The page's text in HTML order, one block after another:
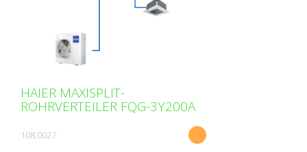
HAIER MAXISPLIT-
ROHRVERTEILER FQG-3Y200A
108.0027